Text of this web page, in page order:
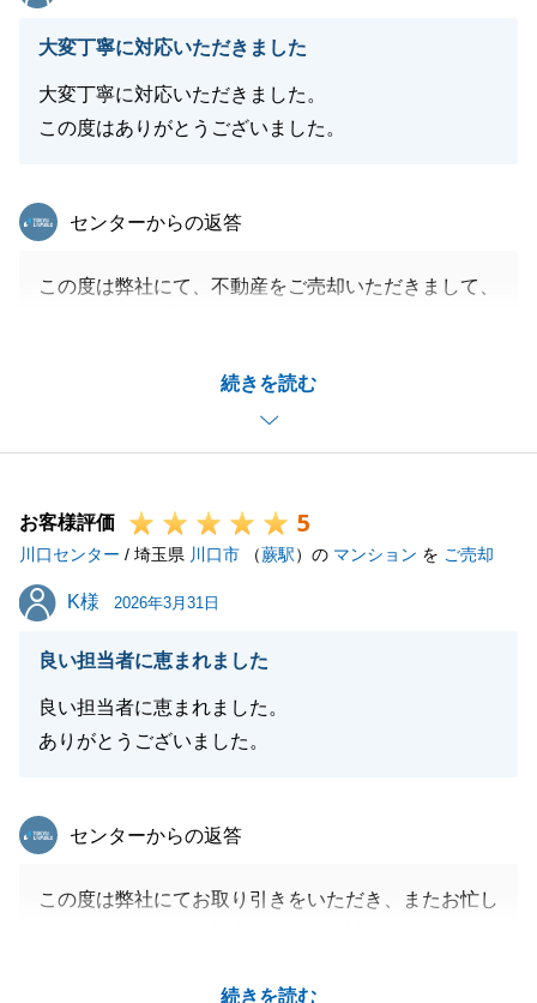
大変丁寧に対応いただきました
大変丁寧に対応いただきました。
この度はありがとうございました。
続きを読む
東急リバブル
センターからの返答
この度は弊社にて、不動産をご売却いただきまして、
応いただきまして、ありがとうございました。
O様のご協力があったからこそ、無事にご決済を迎え
られたと思っております。
軽にご相談下さい。
この度は誠にありがとうございました。
閉じる
お客様評価 5
川口センター / 埼玉県 川口市 （蕨駅）の マンション を ご売却
K様
K様 2026年3月31日
良い担当者に恵まれました
良い担当者に恵まれました。
ありがとうございました。
続きを読む
東急リバブル
センターからの返答
この度は弊社にてお取り引きをいただき、またお忙し